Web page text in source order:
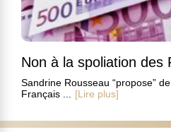
Non à la spoliation des
Sandrine Rousseau “propose”
Français ...
[Lire plus]